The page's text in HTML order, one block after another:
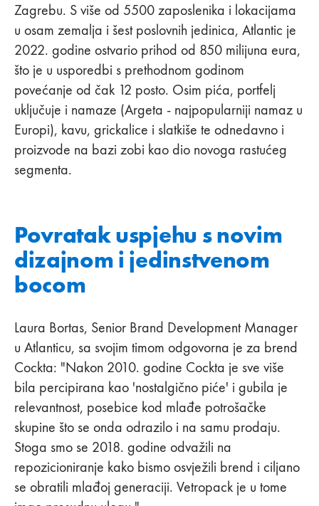
Zagrebu. S više od 5500 zaposlenika i lokacijama
u osam zemalja i šest poslovnih jedinica, Atlantic je
2022. godine ostvario prihod od 850 milijuna eura,
što je u usporedbi s prethodnom godinom
povećanje od čak 12 posto. Osim pića, portfelj
uključuje i namaze (Argeta - najpopularniji namaz u
Europi), kavu, grickalice i slatkiše te odnedavno i
proizvode na bazi zobi kao dio novoga rastućeg
segmenta.
Povratak uspjehu s novim
dizajnom i jedinstvenom
bocom
Laura Bortas, Senior Brand Development Manager
u Atlanticu, sa svojim timom odgovorna je za brend
Cockta: "Nakon 2010. godine Cockta je sve više
bila percipirana kao 'nostalgično piće' i gubila je
relevantnost, posebice kod mlađe potrošačke
skupine što se onda odrazilo i na samu prodaju.
Stoga smo se 2018. godine odvažili na
repozicioniranje kako bismo osvježili brend i ciljano
se obratili mlađoj generaciji. Vetropack je u tome